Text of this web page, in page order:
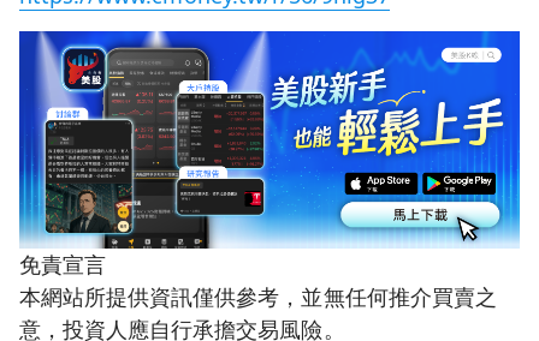
免責宣言
本網站所提供資訊僅供參考，並無任何推介買賣之
意，投資人應自行承擔交易風險。